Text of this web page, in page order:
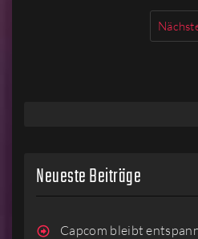
Neueste Beiträge
Capcom bleibt